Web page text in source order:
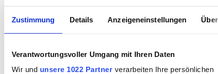
Zustimmung Details Anzeigeneinstellungen
Verantwortungsvoller Umgang mit Ihren Daten
Wir und unsere 1022 Partnerverarbeiten Ihre persönlichen